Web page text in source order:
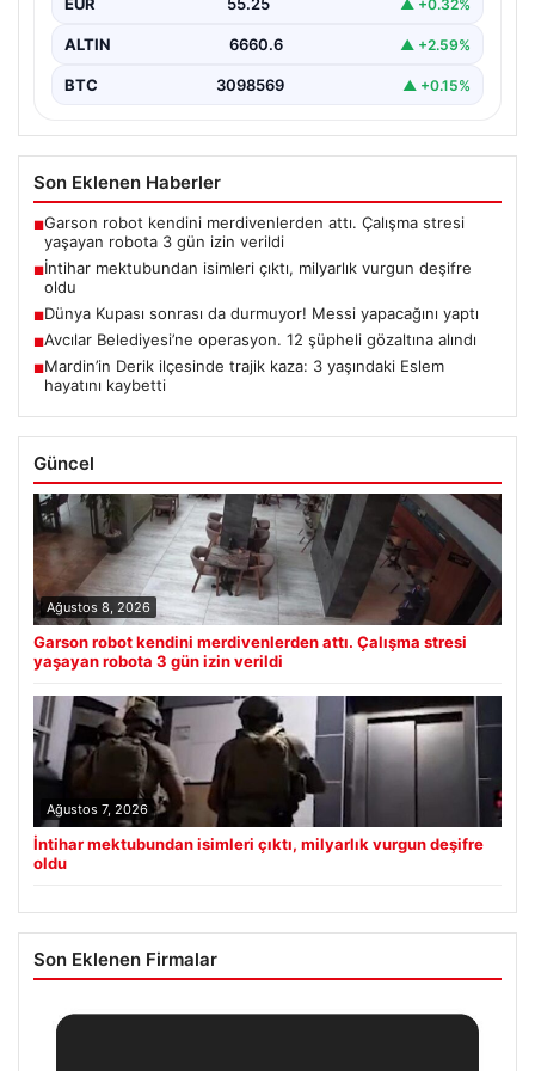
EUR 55.25 ▲ +0.32%
ALTIN 6660.6 ▲ +2.59%
BTC 3098569 ▲ +0.15%
Son Eklenen Haberler
■Garson robot kendini merdivenlerden attı. Çalışma stresi
yaşayan robota 3 gün izin verildi
■İntihar mektubundan isimleri çıktı, milyarlık vurgun deşifre
oldu
■Dünya Kupası sonrası da durmuyor! Messi yapacağını yaptı
■Avcılar Belediyesi’ne operasyon. 12 şüpheli gözaltına alındı
■Mardin’in Derik ilçesinde trajik kaza: 3 yaşındaki Eslem
hayatını kaybetti
Güncel
Ağustos 8, 2026
Garson robot kendini merdivenlerden attı. Çalışma stresi
yaşayan robota 3 gün izin verildi
Ağustos 7, 2026
İntihar mektubundan isimleri çıktı, milyarlık vurgun deşifre
oldu
Son Eklenen Firmalar